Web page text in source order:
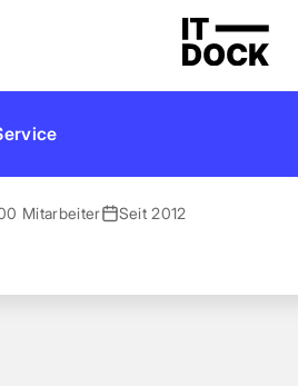
Mitarbeiter Seit 2012